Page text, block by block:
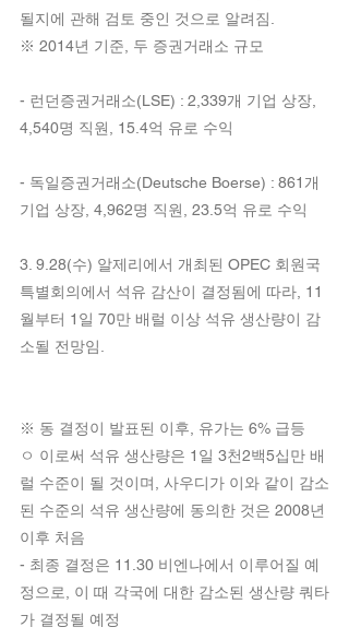
될지에 관해 검토 중인 것으로 알려짐.
※ 2014년 기준, 두 증권거래소 규모
- 런던증권거래소(LSE) : 2,339개 기업 상장,
4,540명 직원, 15.4억 유로 수익
- 독일증권거래소(Deutsche Boerse) : 861개
기업 상장, 4,962명 직원, 23.5억 유로 수익
3. 9.28(수) 알제리에서 개최된 OPEC 회원국
특별회의에서 석유 감산이 결정됨에 따라, 11
월부터 1일 70만 배럴 이상 석유 생산량이 감
소될 전망임.
※ 동 결정이 발표된 이후, 유가는 6% 급등
ㅇ 이로써 석유 생산량은 1일 3천2백5십만 배
럴 수준이 될 것이며, 사우디가 이와 같이 감소
된 수준의 석유 생산량에 동의한 것은 2008년
이후 처음
- 최종 결정은 11.30 비엔나에서 이루어질 예
정으로, 이 때 각국에 대한 감소된 생산량 쿼타
가 결정될 예정